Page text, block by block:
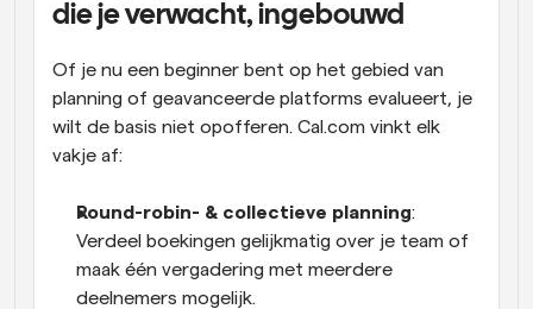
die je verwacht, ingebouwd
Of je nu een beginner bent op het gebied van
planning of geavanceerde platforms evalueert, je
wilt de basis niet opofferen. Cal.com vinkt elk
vakje af:
Round-robin- & collectieve planning:
Verdeel boekingen gelijkmatig over je team of
maak één vergadering met meerdere
deelnemers mogelijk.